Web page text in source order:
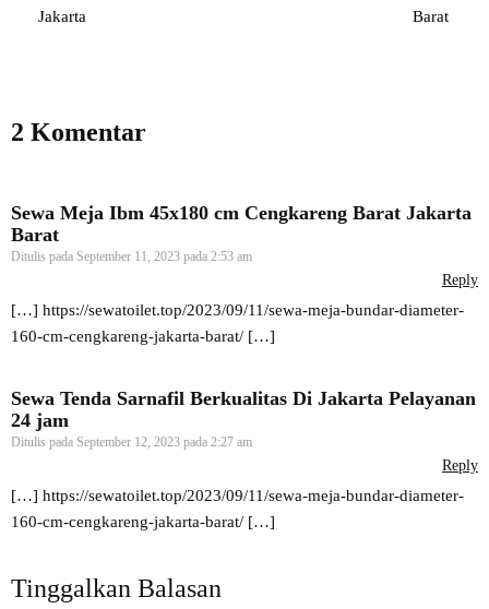
Jakarta
Barat
2 Komentar
Sewa Meja Ibm 45x180 cm Cengkareng Barat Jakarta
Barat
Ditulis pada September 11, 2023 pada 2:53 am
Reply
[…] https://sewatoilet.top/2023/09/11/sewa-meja-bundar-diameter-
160-cm-cengkareng-jakarta-barat/ […]
Sewa Tenda Sarnafil Berkualitas Di Jakarta Pelayanan
24 jam
Ditulis pada September 12, 2023 pada 2:27 am
Reply
[…] https://sewatoilet.top/2023/09/11/sewa-meja-bundar-diameter-
160-cm-cengkareng-jakarta-barat/ […]
Tinggalkan Balasan